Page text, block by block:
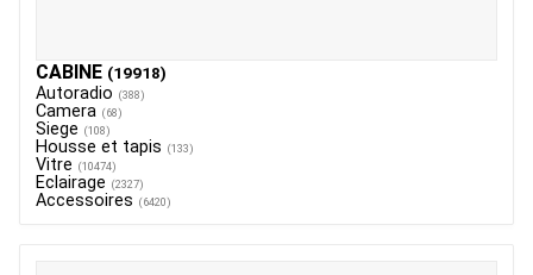
CABINE (19918)
Autoradio (388)
Camera (68)
Siege (108)
Housse et tapis (133)
Vitre (10474)
Eclairage (2327)
Accessoires (6420)